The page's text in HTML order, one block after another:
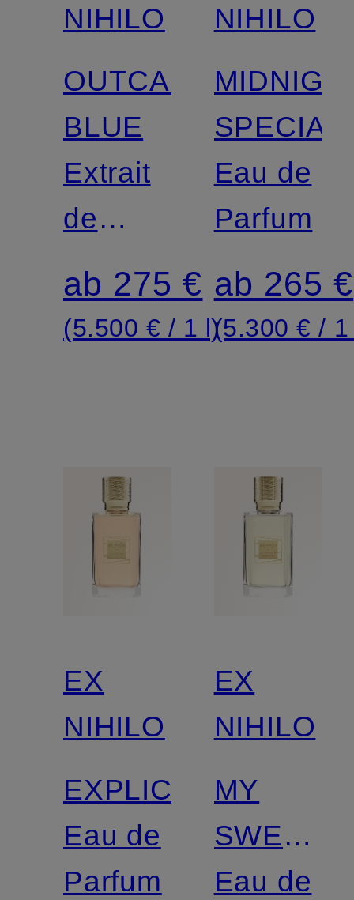
NIHILO
OUTCAST
BLUE
Extrait
de
Parfum
ab 275 €
(5.500 € / 1 l)
NIHILO
SPECIAL
Eau de
Parfum
ab 265 €
(5.300 € /
EX
NIHILO
EXPLICITE
Eau de
Parfum
EX
NIHILO
MY
Eau de